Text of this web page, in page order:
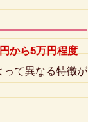
から5万円程度
って異なる特徴が